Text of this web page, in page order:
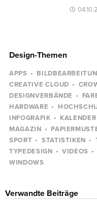
Design-Themen
APPS
CREATIVE CLOUD
DESIGNVERBÄNDE
HARDWARE
INFOGRAFIK
KALENDER
MAGAZIN
SPORT
STATISTIKEN
TYPEDESIGN
VIDEOS
WINDOWS
Verwandte Beiträge